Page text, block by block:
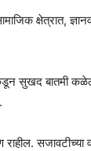
क्षेत्रात,
सुखद बातमी
राहील.